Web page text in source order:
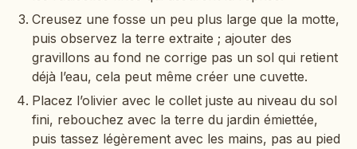
Creusez une fosse un peu plus large que la motte,
puis observez la terre extraite ; ajouter des
gravillons au fond ne corrige pas un sol qui retient
déjà l’eau, cela peut même créer une cuvette.
Placez l’olivier avec le collet juste au niveau du sol
fini, rebouchez avec la terre du jardin émiettée,
puis tassez légèrement avec les mains, pas au pied